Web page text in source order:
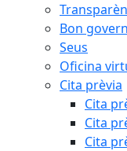
Bon govern
Seus
Oficina
Cita prèvia
Cita
Cita
Cita